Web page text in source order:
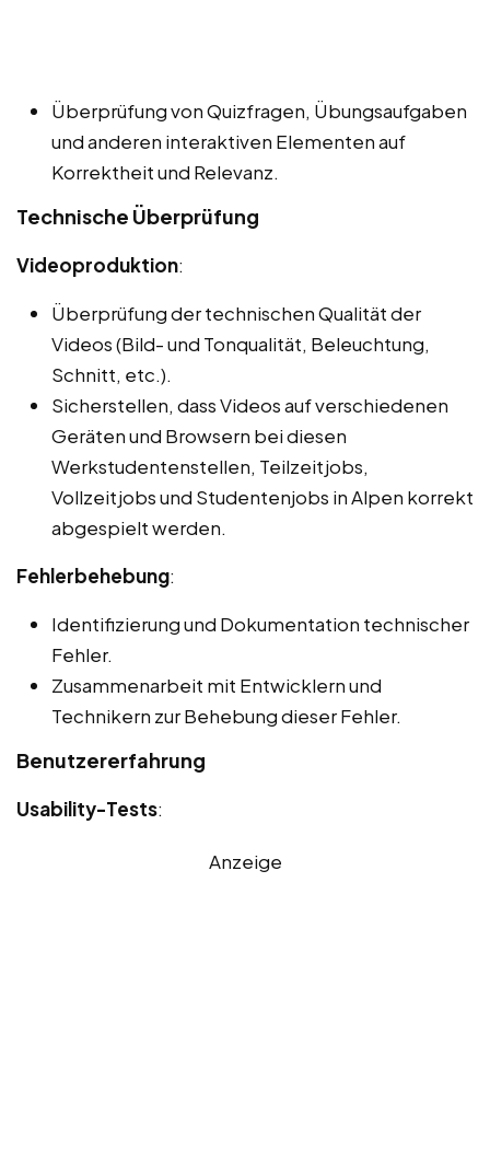
Überprüfung von Quizfragen, Übungsaufgaben
und anderen interaktiven Elementen auf
Korrektheit und Relevanz.
Technische Überprüfung
Videoproduktion:
Überprüfung der technischen Qualität der
Videos (Bild- und Tonqualität, Beleuchtung,
Schnitt, etc.).
Sicherstellen, dass Videos auf verschiedenen
Geräten und Browsern bei diesen
Werkstudentenstellen, Teilzeitjobs,
Vollzeitjobs und Studentenjobs in Alpen korrekt
abgespielt werden.
Fehlerbehebung:
Identifizierung und Dokumentation technischer
Fehler.
Zusammenarbeit mit Entwicklern und
Technikern zur Behebung dieser Fehler.
Benutzererfahrung
Usability-Tests:
Anzeige